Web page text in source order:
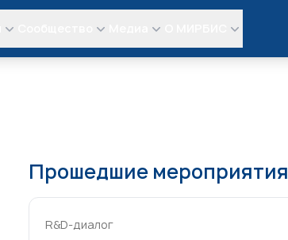
Прошедшие мероприятия
R&D-диалог